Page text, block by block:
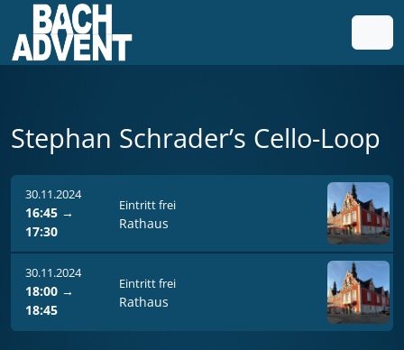
Weiter zum Inhalt
Weiter zum Fuß der Seite
Stephan Schrader’s Cello-Loop
30.11.2024
16:45 →
17:30
Eintritt frei
Rathaus
30.11.2024
18:00 →
18:45
Eintritt frei
Rathaus